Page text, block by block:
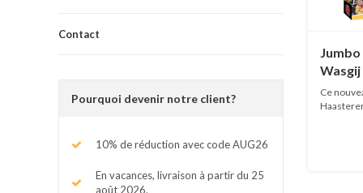
Contact
Pourquoi devenir notre client?
10% de réduction avec code AUG26
En vacances, livraison à partir du 25
août 2026.
Jumbo
Wasgij
Calm
1000
Ce